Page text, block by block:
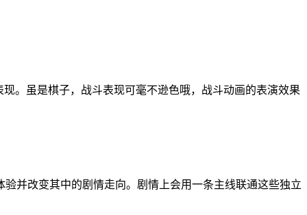
。虽是棋子，战斗表现可毫不逊色哦，战斗动画的表演效果
并改变其中的剧情走向。剧情上会用一条主线联通这些独立